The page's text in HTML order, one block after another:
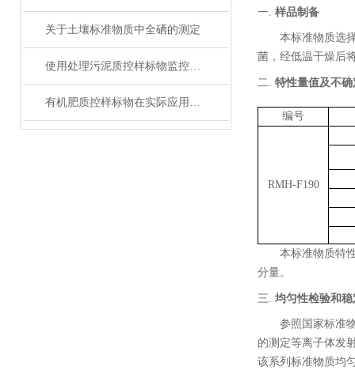
关于土壤标准物质中全硒的测定
使用处理污泥质控样标物监控分析过程，确保数据准确性的实用技巧
有机肥质控样标物在实际应用中的标准化问题
一. 样品制备
本标准物质选
菌，经低温干燥后
二. 特性量值及不确
编号
RMH-F190
本标准物质特
分量。
三. 均匀性检验和
参照国家标准
的测定等离子体发
该系列标准物质均